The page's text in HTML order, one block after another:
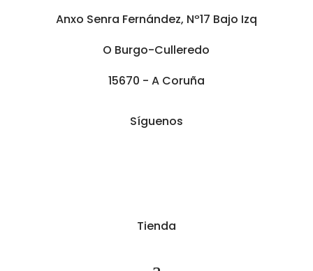
Anxo Senra Fernández, Nº17 Bajo Izq
O Burgo-Culleredo
15670 - A Coruña
Síguenos
Tienda